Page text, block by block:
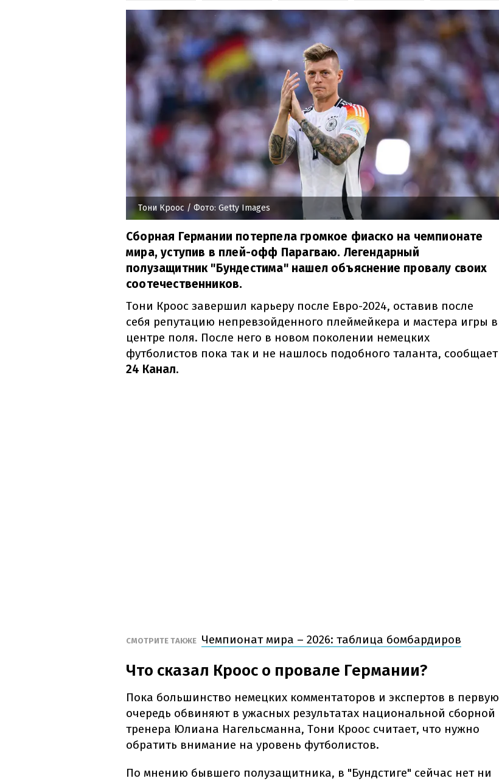
Тони Кроос / Фото: Getty Images
Сборная Германии потерпела громкое фиаско на чемпионате
мира, уступив в плей-офф Парагваю. Легендарный
полузащитник "Бундестима" нашел объяснение провалу своих
соотечественников.
Тони Кроос завершил карьеру после Евро-2024, оставив после
себя репутацию непревзойденного плеймейкера и мастера игры в
центре поля. После него в новом поколении немецких
футболистов пока так и не нашлось подобного таланта, сообщает
24 Канал.
СМОТРИТЕ ТАКЖЕ Чемпионат мира – 2026: таблица бомбардиров
Что сказал Кроос о провале Германии?
Пока большинство немецких комментаторов и экспертов в первую
очередь обвиняют в ужасных результатах национальной сборной
тренера Юлиана Нагельсманна, Тони Кроос считает, что нужно
обратить внимание на уровень футболистов.
По мнению бывшего полузащитника, в "Бундстиге" сейчас нет ни